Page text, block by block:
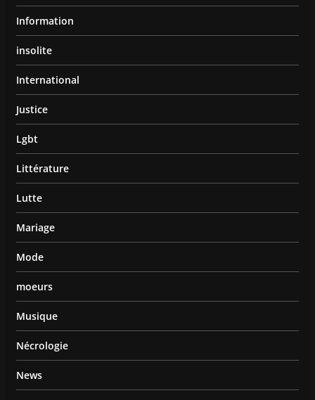
Information
insolite
International
Justice
Lgbt
Littérature
Lutte
Mariage
Mode
moeurs
Musique
Nécrologie
News